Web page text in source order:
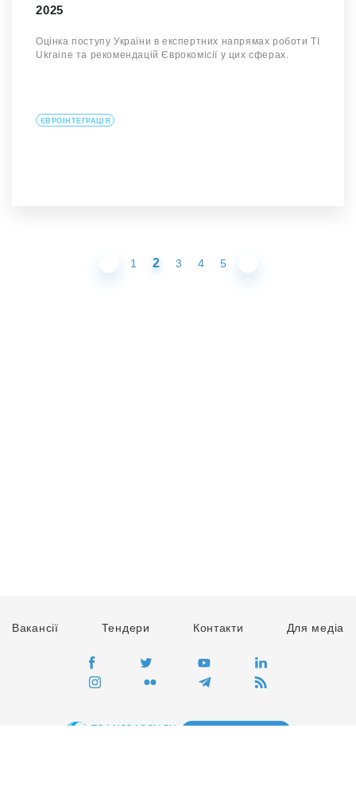
2025
Оцінка поступу України в експертних напрямах роботи TI
Ukraine та рекомендацій Єврокомісії у цих сферах.
ЄВРОІНТЕГРАЦІЯ
1 2 3 4 5
Вакансії Тендери Контакти Для медіа